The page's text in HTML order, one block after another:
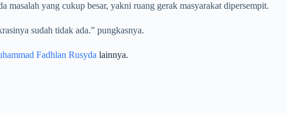
yang cukup besar, yakni ruang gerak masyarakat dipersempit.
sudah tidak ada.” pungkasnya.
Fadhlan Rusyda lainnya.